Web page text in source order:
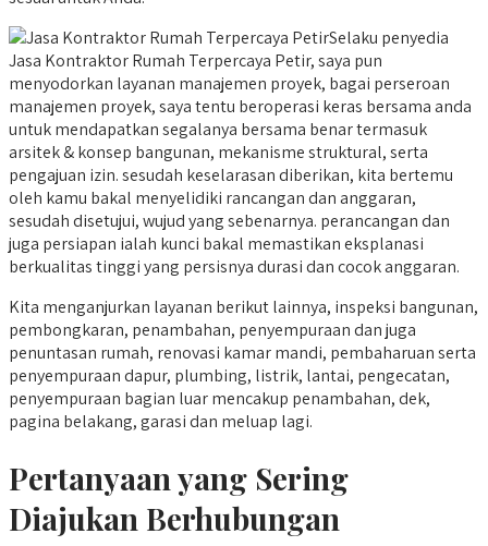
Selaku penyedia
Jasa Kontraktor Rumah Terpercaya Petir, saya pun
menyodorkan layanan manajemen proyek, bagai perseroan
manajemen proyek, saya tentu beroperasi keras bersama anda
untuk mendapatkan segalanya bersama benar termasuk
arsitek & konsep bangunan, mekanisme struktural, serta
pengajuan izin. sesudah keselarasan diberikan, kita bertemu
oleh kamu bakal menyelidiki rancangan dan anggaran,
sesudah disetujui, wujud yang sebenarnya. perancangan dan
juga persiapan ialah kunci bakal memastikan eksplanasi
berkualitas tinggi yang persisnya durasi dan cocok anggaran.
Kita menganjurkan layanan berikut lainnya, inspeksi bangunan,
pembongkaran, penambahan, penyempuraan dan juga
penuntasan rumah, renovasi kamar mandi, pembaharuan serta
penyempuraan dapur, plumbing, listrik, lantai, pengecatan,
penyempuraan bagian luar mencakup penambahan, dek,
pagina belakang, garasi dan meluap lagi.
Pertanyaan yang Sering
Diajukan Berhubungan